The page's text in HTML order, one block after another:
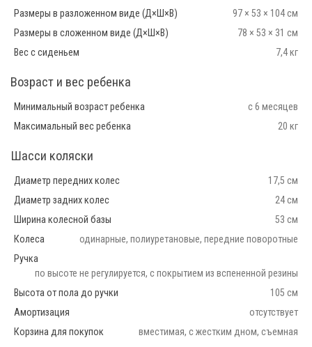
Размеры в разложенном виде (Д×Ш×В)
97 × 53 × 104 см
Размеры в сложенном виде (Д×Ш×В)
78 × 53 × 31 см
Вес с сиденьем
7,4 кг
Возраст и вес ребенка
Минимальный возраст ребенка
с 6 месяцев
Максимальный вес ребенка
20 кг
Шасси коляски
Диаметр передних колес
17,5 см
Диаметр задних колес
24 см
Ширина колесной базы
53 см
Колеса
одинарные, полиуретановые, передние поворотные
Ручка
по высоте не регулируется, с покрытием из вспененной резины
Высота от пола до ручки
105 см
Амортизация
отсутствует
Корзина для покупок
вместимая, с жестким дном, съемная